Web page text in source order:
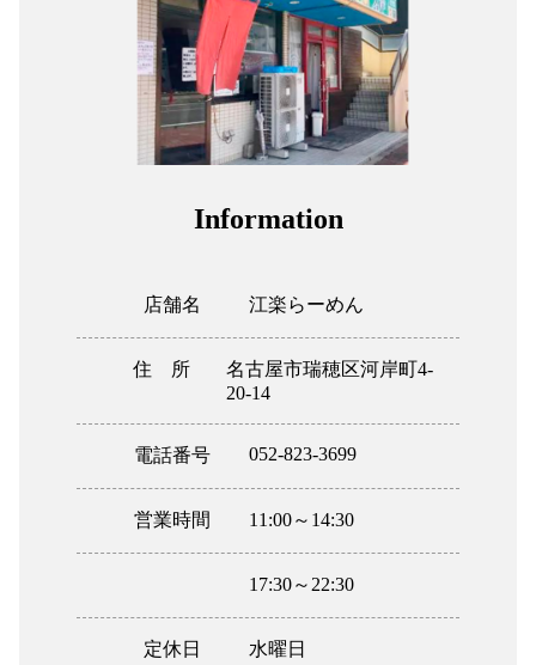
関係者リンク
052-241-
Information
店舗名 江楽らーめん
住 所
名古屋市瑞穂区河岸町4-
20-14
電話番号 052-823-3699
営業時間 11:00～14:30
17:30～22:30
定休日 水曜日